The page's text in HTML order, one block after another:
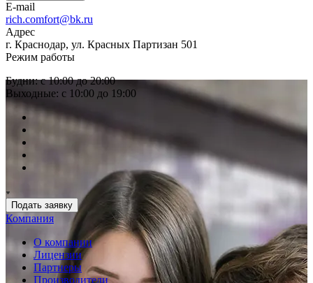
E-mail
rich.comfort@bk.ru
Адрес
г. Краснодар, ул. Красных Партизан 501
Режим работы
Будни: с 10:00 до 20:00
Выходные: с 10:00 до 19:00
Подать заявку
Компания
О компании
Лицензии
Партнеры
Производители